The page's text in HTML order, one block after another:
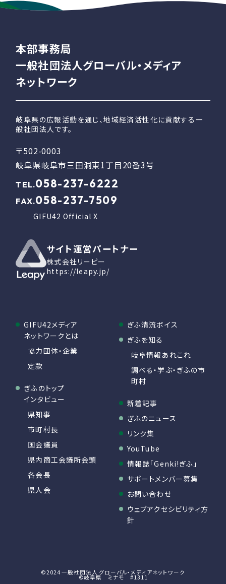
本部事務局
一般社団法人グローバル・メディア
ネットワーク
岐阜県の広報活動を通じ、地域経済活性化に貢献する一
般社団法人です。
〒502-0003
岐阜県岐阜市三田洞東1丁目20番3号
TEL.058-237-6222
FAX.058-237-7509
GIFU42 Official X
サイト運営パートナー
株式会社リーピー
https://leapy.jp/
GIFU42メディア
ネットワークとは
協力団体・企業
定款
ぎふのトップ
インタビュー
県知事
市町村長
国会議員
県内商工会議所会頭
各会長
県人会
ぎふ清流ボイス
ぎふを知る
岐阜情報あれこれ
調べる・学ぶ・ぎふの市
町村
新着記事
ぎふのニュース
リンク集
YouTube
情報誌「Genki!ぎふ」
サポートメンバー募集
お問い合わせ
ウェブアクセシビリティ方
針
©2024 一般社団法人 グローバル・メディアネットワーク
©岐阜県 ミナモ #1311